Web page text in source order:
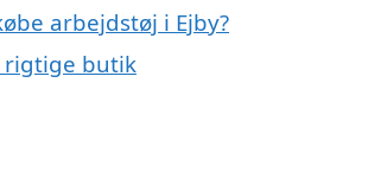
arbejdstøj i Ejby?
rigtige butik